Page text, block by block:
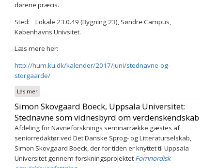
dørene præcis.
Sted: Lokale 23.0.49 (Bygning 23), Søndre Campus,
Københavns Univsitet.
Læs mere her:
http://hum.ku.dk/kalender/2017/juni/stednavne-og-
storgaarde/
Läs mer
Simon Skovgaard Boeck, Uppsala Universitet:
Stednavne som vidnesbyrd om verdenskendskab
Afdeling for Navneforsknings seminarrække gæstes af
seniorredaktør ved Det Danske Sprog- og Litteraturselskab,
Simon Skovgaard Boeck, der for tiden er knyttet til Uppsala
Universitet gennem forskningsprojektet Fornnordisk